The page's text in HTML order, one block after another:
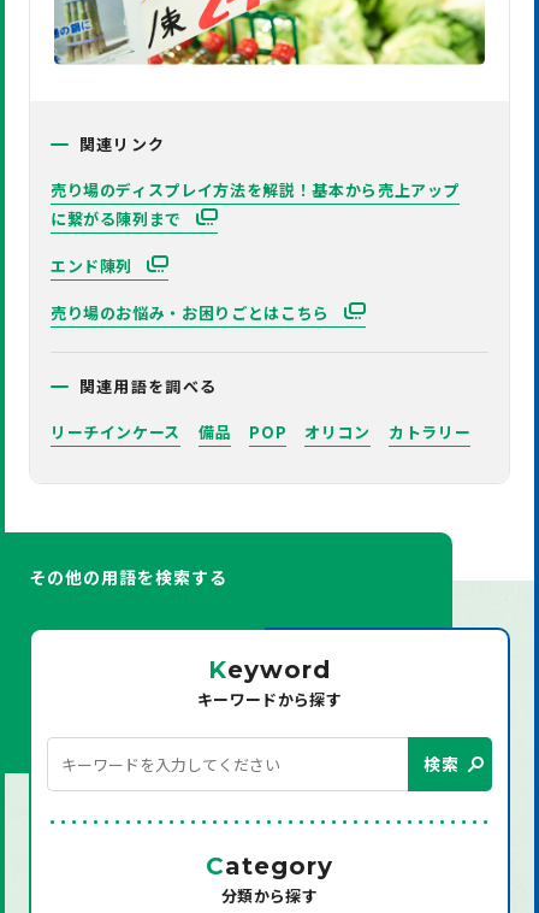
関連リンク
売り場のディスプレイ方法を解説！基本から売上アップ
に繋がる陳列まで
エンド陳列
売り場のお悩み・お困りごとはこちら
関連用語を調べる
リーチインケース
備品 POP オリコン カトラリー
その他の用語を検索する
Keyword
キーワードから探す
検索
Category
分類から探す